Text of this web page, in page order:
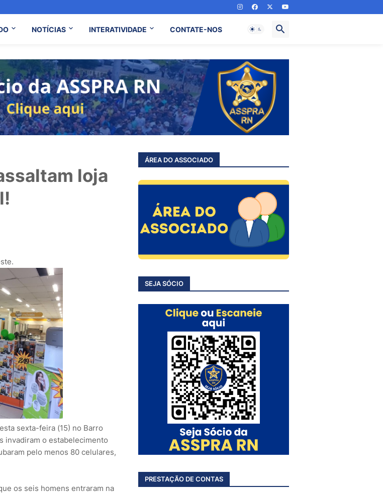
NOTÍCIAS INTERATIVIDADE CONTATE-NOS
loja
sexta-feira (15) no Barro
invadiram o estabelecimento
pelo menos 80 celulares,
os seis homens entraram na
ÁREA DO ASSOCIADO
SEJA SÓCIO
PRESTAÇÃO DE CONTAS